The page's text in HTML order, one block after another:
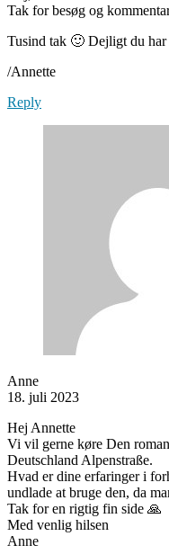
Tak for besøg og
Tusind tak 🙂 Dejligt du
/Annette
Reply
Anne
18. juli 2023
Hej Annette
Vi vil gerne køre Den
Deutschland Alpenstraße.
Hvad er dine erfaringer i
undlade at bruge den, da
Tak for en rigtig fin side 🙏
Med venlig hilsen
Anne